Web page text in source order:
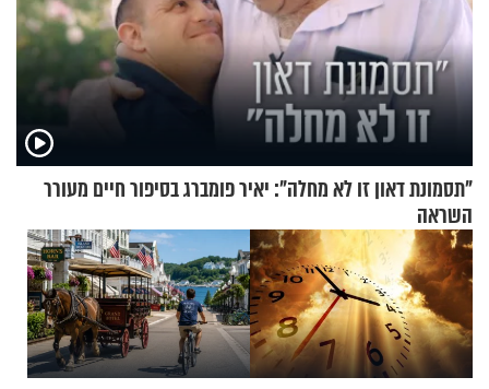
"תסמונת דאון זו לא מחלה": יאיר פומברג בסיפור חיים מעורר
השראה